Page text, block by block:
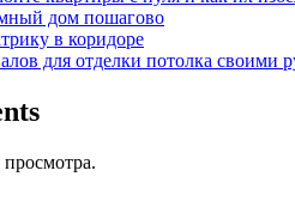
дом пошагово
в коридоре
для отделки потолка своими